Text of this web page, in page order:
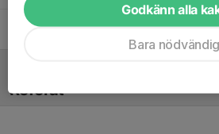
Niklas GunnarssonTränare
Referat
Godkänn alla
Bara